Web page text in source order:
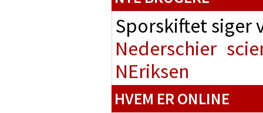
Sporskiftet
Nederschier
NEriksen
HVEM ER ONLINE